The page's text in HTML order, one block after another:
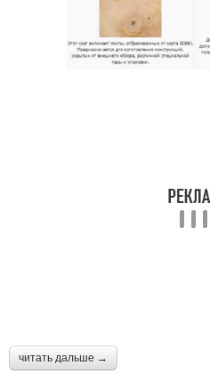
читать дальше →